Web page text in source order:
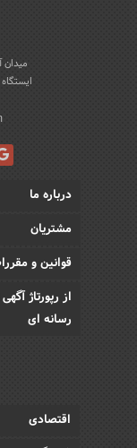
میدان
درباره ما
مشتریان
قوانین و
از رپورتاژ
رسانه ای
اقتصادی